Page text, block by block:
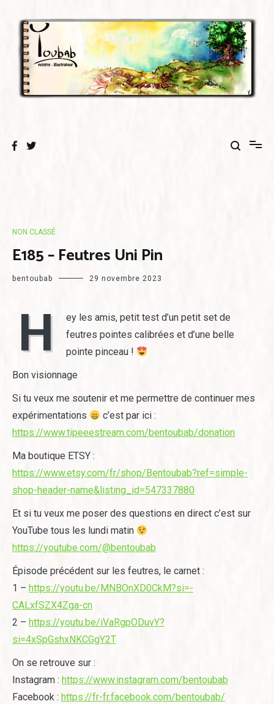
contenu
NON CLASSÉ
E185 – Feutres Uni Pin
bentoubab 29 novembre 2023
H
ey les amis, petit test d’un petit set de
feutres pointes calibrées et d’une belle
pointe pinceau !
Bon visionnage
Si tu veux me soutenir et me permettre de continuer mes
expérimentations
c’est par ici :
https://www.tipeeestream.com/bentoubab/donation
Ma boutique ETSY :
https://www.etsy.com/fr/shop/Bentoubab?ref=simple-
shop-header-name&listing_id=547337880
Et si tu veux me poser des questions en direct c’est sur
YouTube tous les lundi matin
https://youtube.com/@bentoubab
Épisode précédent sur les feutres, le carnet :
1 – https://youtu.be/MNBOnXD0CkM?si=-
CALxfSZX4Zga-cn
2 – https://youtu.be/iVaRgpODuvY?
si=4xSpGshxNKCGgY2T
On se retrouve sur :
Instagram : https://www.instagram.com/bentoubab
Facebook : https://fr-fr.facebook.com/bentoubab/